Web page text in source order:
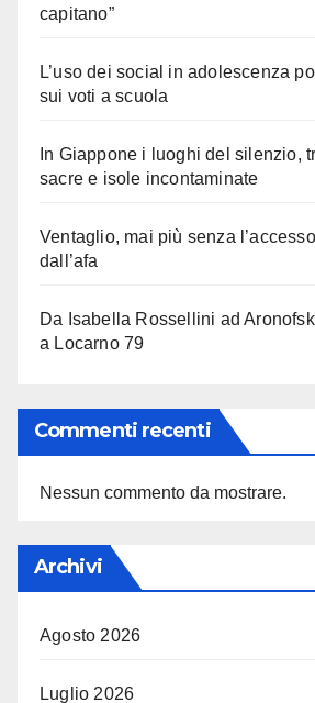
capitano”
L’uso dei social in adolescenza
sui voti a scuola
In Giappone i luoghi del silenzio,
sacre e isole incontaminate
Ventaglio, mai più senza
dall’afa
Da Isabella Rossellini ad
a Locarno 79
Commenti recenti
Nessun commento da mostrare.
Archivi
Agosto 2026
Luglio 2026